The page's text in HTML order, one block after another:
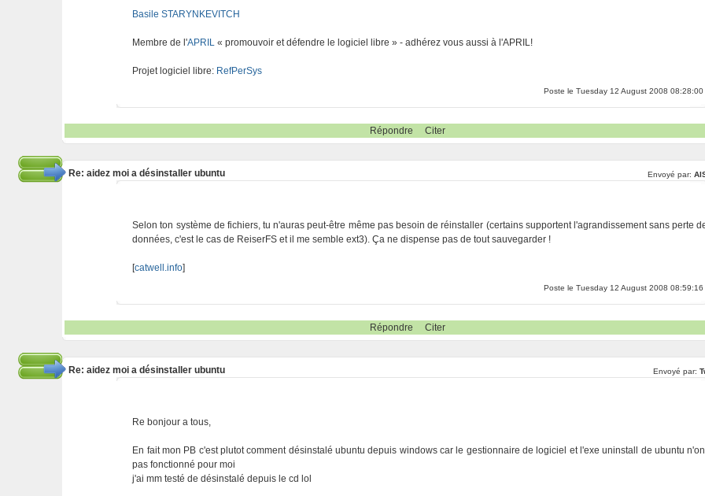
Basile STARYNKEVITCH
Membre de l'APRIL « promouvoir et défendre le logiciel libre » - adhérez vous aussi à l'APRIL!
Projet logiciel libre: RefPerSys
Poste le Tuesday 12 August 2008 08:28:00
Répondre Citer
Re: aidez moi a désinstaller ubuntu Envoyé par:
Selon ton système de fichiers, tu n'auras peut-être même pas besoin de réinstaller (certains supportent l'agrandissement sans perte
données, c'est le cas de ReiserFS et il me semble ext3). Ça ne dispense pas de tout sauvegarder !
[catwell.info]
Poste le Tuesday 12 August 2008 08:59:16
Répondre Citer
Re: aidez moi a désinstaller ubuntu Envoyé par:
Re bonjour a tous,
En fait mon PB c'est plutot comment désinstalé ubuntu depuis windows car le gestionnaire de logiciel et l'exe uninstall de ubuntu
pas fonctionné pour moi
j'ai mm testé de désinstalé depuis le cd lol